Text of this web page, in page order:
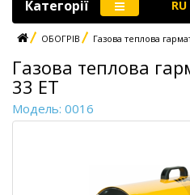
Категорії RU
ОБОГРІВ Газова теплова
Газова теплова
33 ET
Модель: 0016